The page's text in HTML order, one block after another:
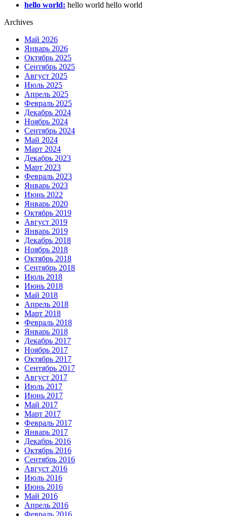
hello world: hello world hello world
Archives
Май 2026
Январь 2026
Октябрь 2025
Сентябрь 2025
Август 2025
Июль 2025
Апрель 2025
Февраль 2025
Декабрь 2024
Ноябрь 2024
Сентябрь 2024
Май 2024
Март 2024
Декабрь 2023
Март 2023
Февраль 2023
Январь 2023
Июнь 2022
Январь 2020
Октябрь 2019
Август 2019
Январь 2019
Декабрь 2018
Ноябрь 2018
Октябрь 2018
Сентябрь 2018
Июль 2018
Июнь 2018
Май 2018
Апрель 2018
Март 2018
Февраль 2018
Январь 2018
Декабрь 2017
Ноябрь 2017
Октябрь 2017
Сентябрь 2017
Август 2017
Июль 2017
Июнь 2017
Май 2017
Март 2017
Февраль 2017
Январь 2017
Декабрь 2016
Октябрь 2016
Сентябрь 2016
Август 2016
Июль 2016
Июнь 2016
Май 2016
Апрель 2016